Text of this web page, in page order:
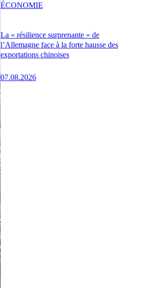
La « résilience surprenante » de
l’Allemagne face à la forte hausse des
exportations chinoises
07.08.2026
ÉCONOMIE